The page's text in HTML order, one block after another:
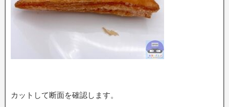
カットして断面を確認します。